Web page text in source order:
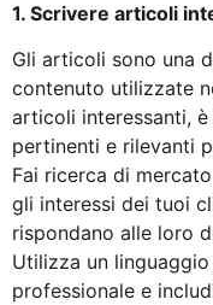
1. Scrivere articoli
Gli articoli sono una
contenuto utilizzate
articoli interessanti,
pertinenti e rilevanti
Fai ricerca di
gli interessi dei tuoi
rispondano alle loro
Utilizza un
professionale e